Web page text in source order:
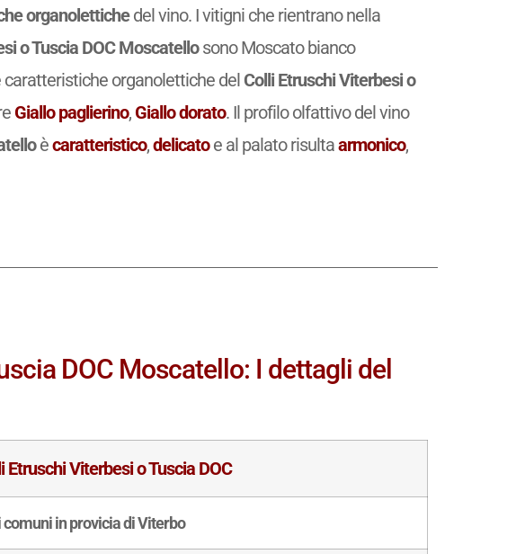
organolettichedel vino. I vitigni che rientrano nella
o Tuscia DOC Moscatellosono Moscato bianco
organolettiche del Colli Etruschi Viterbesi o
Giallo paglierino, Giallo dorato. Il profilo olfattivo del vino
ècaratteristico,delicatoe al palato risultaarmonico,
DOC Moscatello: I dettagli del
Etruschi Viterbesi o Tuscia DOC
comuni in provicia di Viterbo